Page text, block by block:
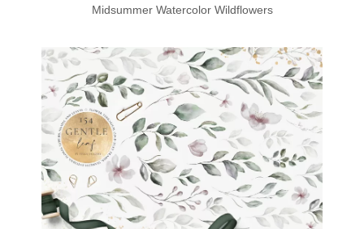
Midsummer Watercolor Wildflowers